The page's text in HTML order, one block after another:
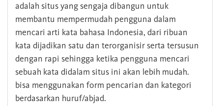
adalah situs yang sengaja dibangun untuk
membantu mempermudah pengguna dalam
mencari arti kata bahasa Indonesia, dari ribuan
kata dijadikan satu dan terorganisir serta tersusun
dengan rapi sehingga ketika pengguna mencari
sebuah kata didalam situs ini akan lebih mudah.
bisa menggunakan form pencarian dan kategori
berdasarkan huruf/abjad.